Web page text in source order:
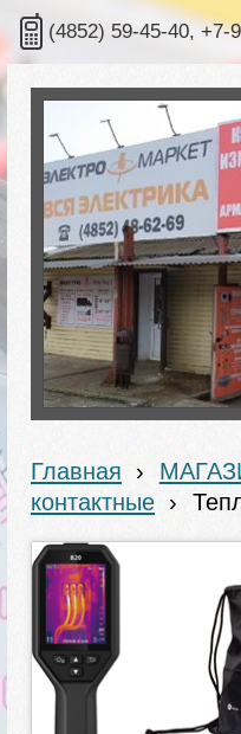
(4852) 59-45-40, +7-
Главная ›
контактные ›